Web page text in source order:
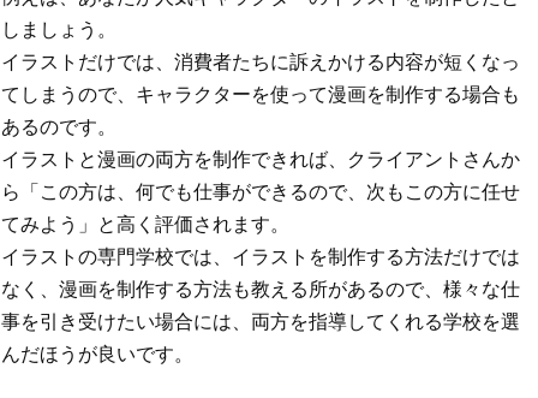
しましょう。
イラストだけでは、消費者たちに訴えかける内容が短くなっ
てしまうので、キャラクターを使って漫画を制作する場合も
あるのです。
イラストと漫画の両方を制作できれば、クライアントさんか
ら「この方は、何でも仕事ができるので、次もこの方に任せ
てみよう」と高く評価されます。
イラストの専門学校では、イラストを制作する方法だけでは
なく、漫画を制作する方法も教える所があるので、様々な仕
事を引き受けたい場合には、両方を指導してくれる学校を選
んだほうが良いです。